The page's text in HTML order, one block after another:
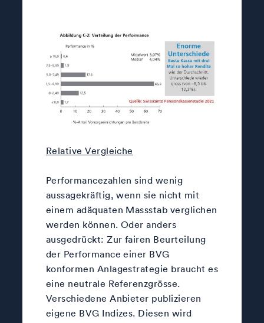
Relative Vergleiche
Performancezahlen sind wenig
aussagekräftig, wenn sie nicht mit
einem adäquaten Massstab verglichen
werden können. Oder anders
ausgedrückt: Zur fairen Beurteilung
der Performance einer BVG
konformen Anlagestrategie braucht es
eine neutrale Referenzgrösse.
Verschiedene Anbieter publizieren
eigene BVG Indizes. Diesen wird